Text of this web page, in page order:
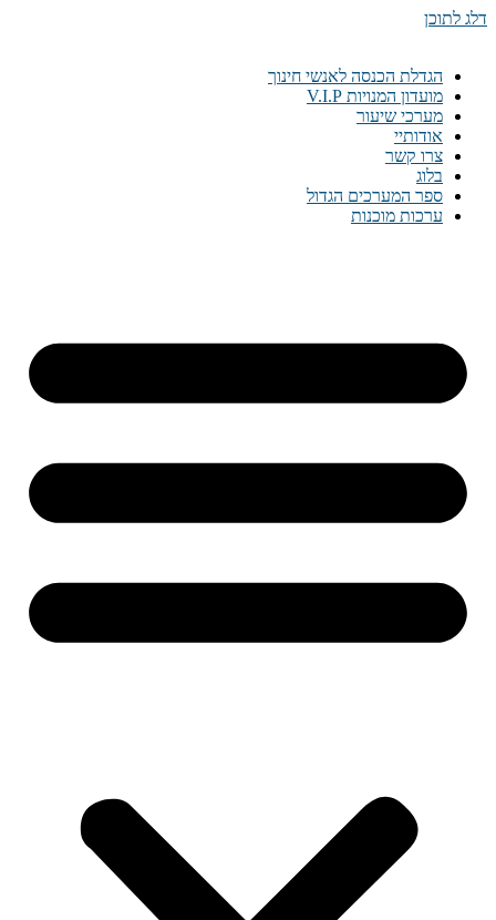
דלג לתוכן
הגדלת הכנסה לאנשי חינוך
מועדון המנויות V.I.P
מערכי שיעור
אודותיי
צרו קשר
בלוג
ספר המערכים הגדול
ערכות מוכנות